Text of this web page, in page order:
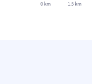
0 km 1.5 km